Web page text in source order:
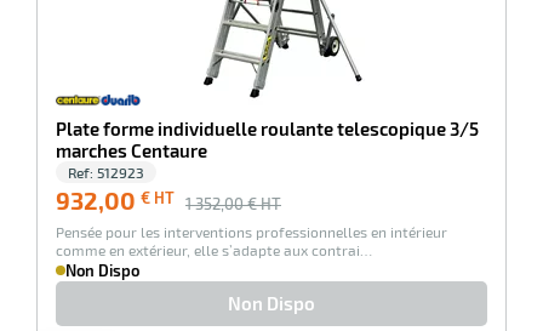
Plate forme individuelle roulante telescopique 3/5
marches Centaure
Ref: 512923
932,00 € HT 1 352,00 € HT
Pensée pour les interventions professionnelles en intérieur
comme en extérieur, elle s’adapte aux contrai…
Non Dispo
Non Dispo